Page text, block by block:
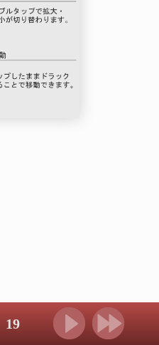
19